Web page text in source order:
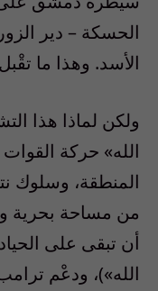
الحسكة – دير
الأسد. وهذا ما
ولكن لماذا هذا
الله» حركة القوات
المنطقة، وسلوك
من مساحة بحرية
أن تبقى على
الله»)، ودعْم